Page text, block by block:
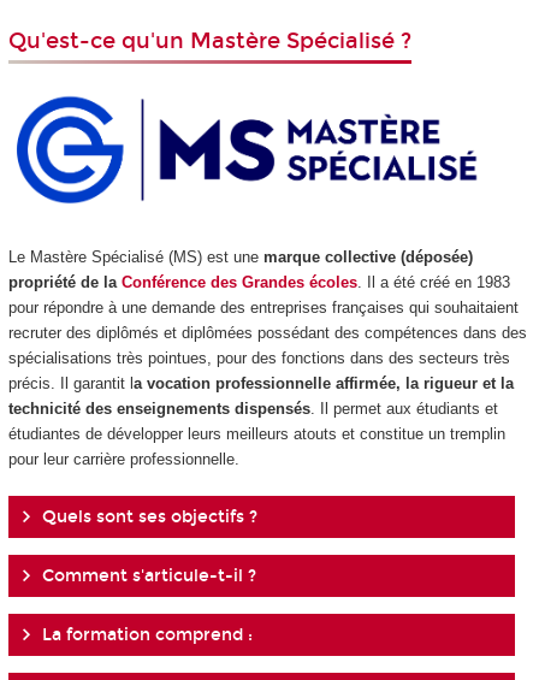
Qu'est-ce qu'un Mastère Spécialisé ?
Le Mastère Spécialisé (MS) est une marque collective (déposée)
propriété de la Conférence des Grandes écoles. Il a été créé en 1983
pour répondre à une demande des entreprises françaises qui souhaitaient
recruter des diplômés et diplômées possédant des compétences dans des
spécialisations très pointues, pour des fonctions dans des secteurs très
précis. Il garantit l a vocation professionnelle affirmée, la rigueur et la
technicité des enseignements dispensés. Il permet aux étudiants et
étudiantes de développer leurs meilleurs atouts et constitue un tremplin
pour leur carrière professionnelle.
Quels sont ses objectifs ?
Comment s'articule-t-il ?
La formation comprend :